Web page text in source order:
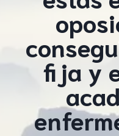
fija y